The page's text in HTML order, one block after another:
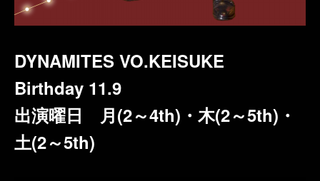
DYNAMITES VO.KEISUKE
Birthday 11.9
出演曜日 月(2～4th)・木(2～5th)・
土(2～5th)